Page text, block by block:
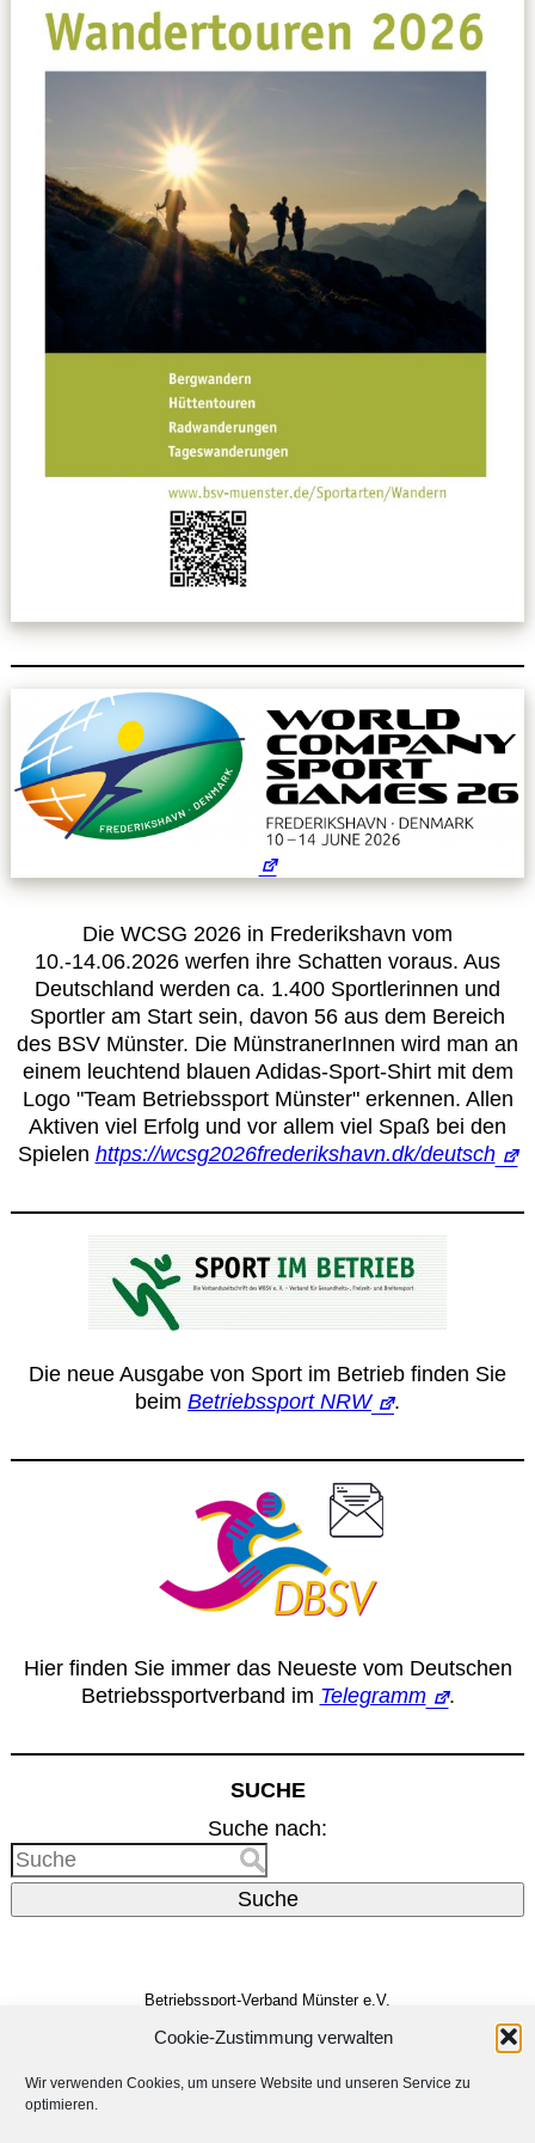
Cookie-Zustimmung verwalten
Wir verwenden Cookies, um unsere Website und unseren Service zu
optimieren.
Datenschutzerklärung
Spielpläne / Ergebnisse / Tabellen
Chronik
Service
Anmeldung zum Erste-Hilfe-Kurs
Downloads
Kalender
Anmelden
Betriebssportiade
Die WCSG 2026 in Frederikshavn vom
10.-14.06.2026 werfen ihre Schatten voraus. Aus
Deutschland werden ca. 1.400 Sportlerinnen und
Sportler am Start sein, davon 56 aus dem Bereich
des BSV Münster. Die MünstranerInnen wird man an
einem leuchtend blauen Adidas-Sport-Shirt mit dem
Logo "Team Betriebssport Münster" erkennen. Allen
Aktiven viel Erfolg und vor allem viel Spaß bei den
Spielen https://wcsg2026frederikshavn.dk/deutsch
Die neue Ausgabe von Sport im Betrieb finden Sie
beim Betriebssport NRW .
Hier finden Sie immer das Neueste vom Deutschen
Betriebssportverband im Telegramm .
SUCHE
Suche nach:
Suche
Betriebssport-Verband Münster e.V.
48159 Münster
E-Mail: info@bsv-muenster.de